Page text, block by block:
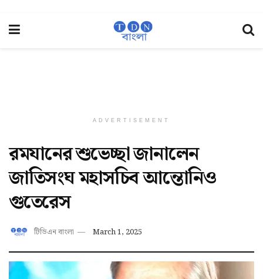
ADVERTISEMENT
রমযানের শুভেচ্ছা জানালেন
জাতিসংঘ মহাসচিব আন্তোনিও
গুতেরেস
টিডিএন বাংলা March 1, 2025